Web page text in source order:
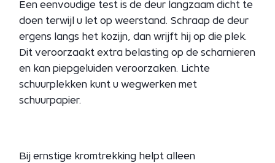
Een eenvoudige test is de deur langzaam dicht te
doen terwijl u let op weerstand. Schraap de deur
ergens langs het kozijn, dan wrijft hij op die plek.
Dit veroorzaakt extra belasting op de scharnieren
en kan piepgeluiden veroorzaken. Lichte
schuurplekken kunt u wegwerken met
schuurpapier.
Bij ernstige kromtrekking helpt alleen